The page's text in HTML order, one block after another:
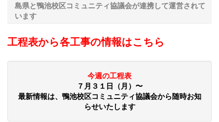
島県と鴨池校区コミュニティ協議会が連携して運営されて
います
工程表から各工事の情報はこちら
今週の工程表
７月３１日（月）〜
最新情報は、鴨池校区コミュニティ協議会から随時お知
らせいたします